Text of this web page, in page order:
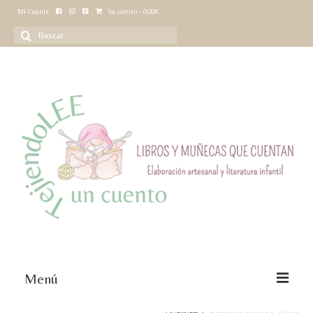
Mi Cuenta Su carrito - 0,00€
Buscar
por:
Menú